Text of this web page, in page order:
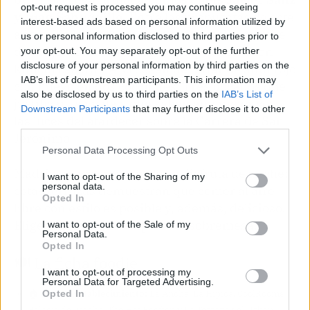
opt-out request is processed you may continue seeing
interest-based ads based on personal information utilized by
us or personal information disclosed to third parties prior to
your opt-out. You may separately opt-out of the further
disclosure of your personal information by third parties on the
IAB’s list of downstream participants. This information may
also be disclosed by us to third parties on the IAB’s List of
Downstream Participants that may further disclose it to other
Personal Data Processing Opt Outs
I want to opt-out of the Sharing of my
personal data.
Opted In
I want to opt-out of the Sale of my
Personal Data.
Opted In
I want to opt-out of processing my
Personal Data for Targeted Advertising.
Opted In
y Juan Sahuquillo. Entre las propuestas de este
año brilla la croqueta de jamón Joselito y leche
de oveja, el mini hot dog de pulpo a feira con
kimchi casero y el cruasán de tartar de atún rojo
con huevo en dos cocciones. Tres bocados que
justifican la visita y que saben aún mejor con
Madrid en verano no solo se disfruta de noche:
estas terrazas demuestran que comer al aire
libre con estilo es posible y, además, delicioso.
Elige la tuya y que empiece la sobremesa.
Local / Establecimiento: